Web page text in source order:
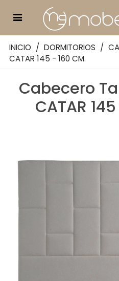
INICIO / DORMITORIOS /
CATAR 145 - 160 CM.
Cabecero
CATAR